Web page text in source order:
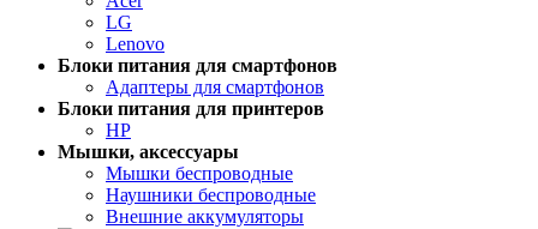
LG
Lenovo
Блоки питания для смартфонов
Адаптеры для смартфонов
Блоки питания для принтеров
HP
Мышки, аксессуары
Мышки беспроводные
Наушники беспроводные
Внешние аккумуляторы